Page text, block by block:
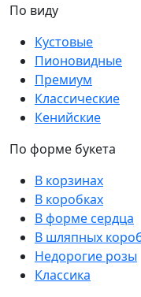
По виду
Кустовые
Пионовидные
Премиум
Классические
Кенийские
По форме букета
В корзинах
В коробках
В форме сердца
В шляпных
Недорогие розы
Классика